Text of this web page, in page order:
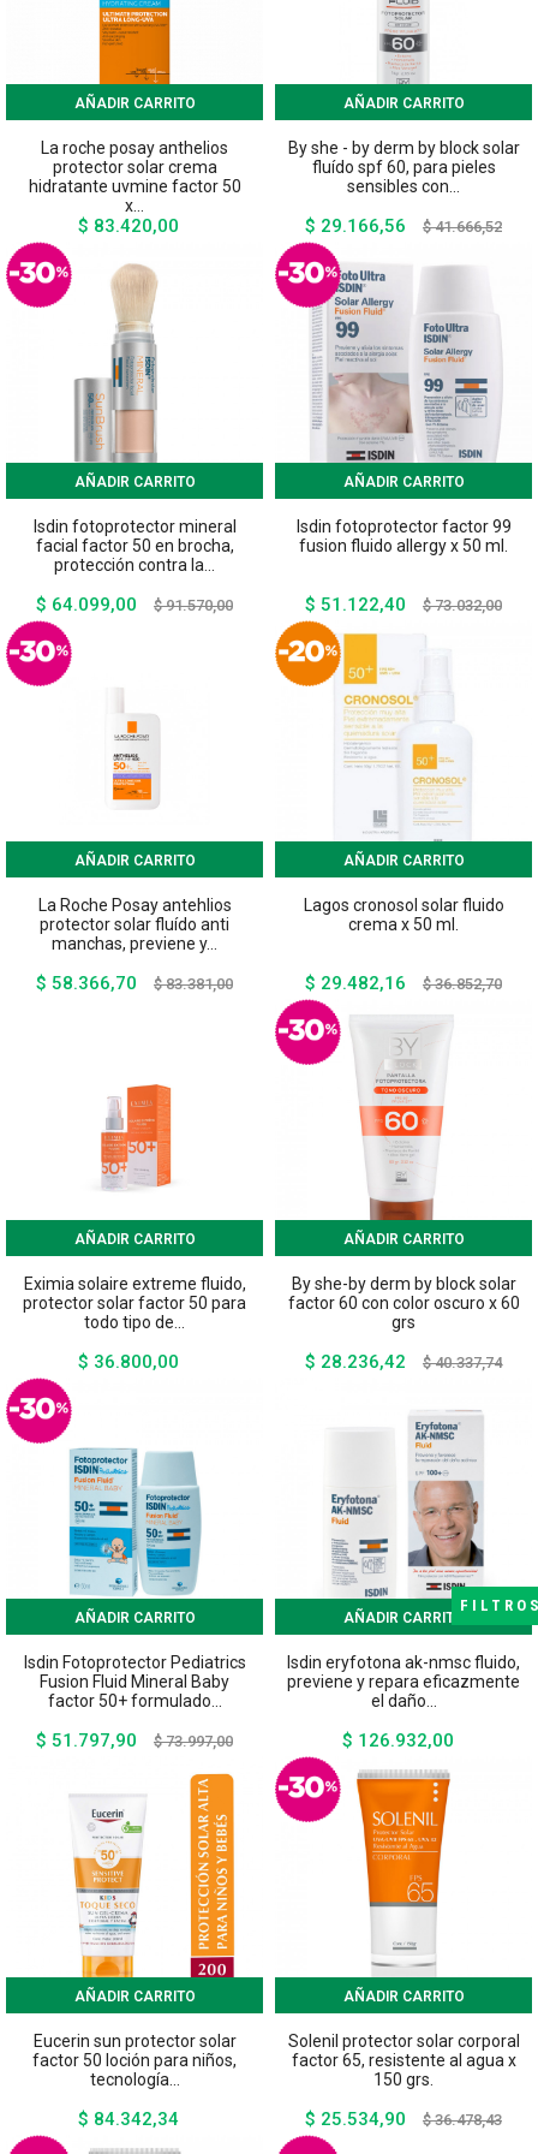
AÑADIR CARRITO
La roche posay anthelios
protector solar crema
hidratante uvmine factor 50
x...
$ 83.420,00
AÑADIR CARRITO
By she - by derm by block solar
fluído spf 60, para pieles
sensibles con...
$ 29.166,56
Precio
$ 41.666,52
AÑADIR CARRITO
Isdin fotoprotector mineral
facial factor 50 en brocha,
protección contra la...
$ 64.099,00
Precio
$ 91.570,00Precio
AÑADIR CARRITO
Isdin fotoprotector factor 99
fusion fluido allergy x 50 ml.
$ 51.122,40
Precio
$ 73.032,00
AÑADIR CARRITO
La Roche Posay antehlios
protector solar fluído anti
manchas, previene y...
$ 58.366,70
Precio
$ 83.381,00Precio
AÑADIR CARRITO
Lagos cronosol solar fluido
crema x 50 ml.
$ 29.482,16
Precio
$ 36.852,70
AÑADIR CARRITO
Eximia solaire extreme fluido,
protector solar factor 50 para
todo tipo de...
$ 36.800,00
AÑADIR CARRITO
By she-by derm by block solar
factor 60 con color oscuro x 60
grs
$ 28.236,42
Precio
$ 40.337,74
AÑADIR CARRITO
Isdin Fotoprotector Pediatrics
Fusion Fluid Mineral Baby
factor 50+ formulado...
$ 51.797,90
Precio
$ 73.997,00Precio
AÑADIR CARRITO
Isdin eryfotona ak-nmsc fluido,
previene y repara eficazmente
el daño...
$ 126.932,00
AÑADIR CARRITO
Eucerin sun protector solar
factor 50 loción para niños,
tecnología...
$ 84.342,34
AÑADIR CARRITO
Solenil protector solar corporal
factor 65, resistente al agua x
150 grs.
$ 25.534,90
Precio
$ 36.478,43